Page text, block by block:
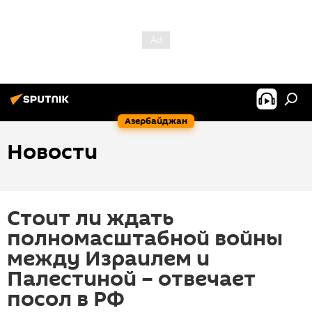
Азербайджан
Новости
Стоит ли ждать
полномасштабной войны
между Израилем и
Палестиной – отвечает
посол в РФ